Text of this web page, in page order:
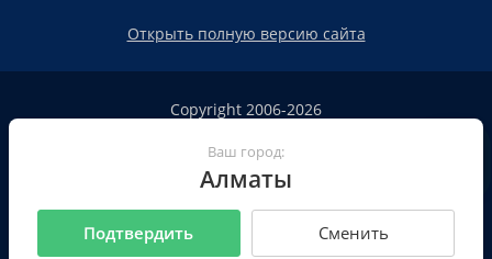
Открыть полную версию сайта
Copyright 2006-2026
Сайт не является публичной офертой
Пользовательское соглашение
Ваш город:
Алматы
Подтвердить Сменить